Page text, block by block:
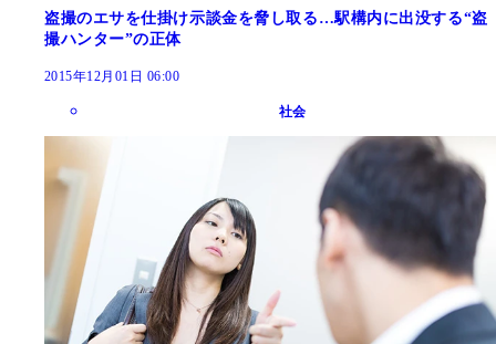
盗撮のエサを仕掛け示談金を脅し取る…駅構内に出没する“盗
撮ハンター”の正体
2015年12月01日 06:00
社会